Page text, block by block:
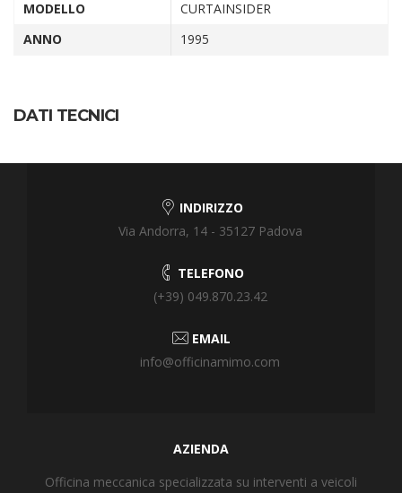
MODELLO
CURTAINSIDER
ANNO
1995
DATI TECNICI
INDIRIZZO
Via Andorra, 14 - 35127 Padova
TELEFONO
(+39) 049.870.23.42
EMAIL
info@officinamimo.com
AZIENDA
Officina meccanica specializzata su interventi a veicoli